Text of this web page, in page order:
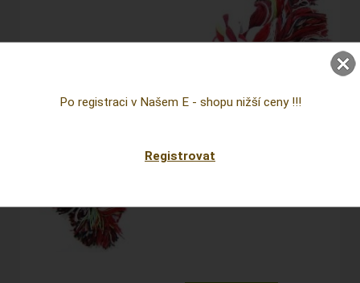
Po registraci v Našem E - shopu nižší ceny !!!
Registrovat